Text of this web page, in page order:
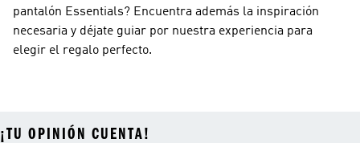
pantalón Essentials? Encuentra además la inspiración
necesaria y déjate guiar por nuestra experiencia para
elegir el regalo perfecto.
¡TU OPINIÓN CUENTA!